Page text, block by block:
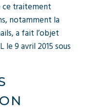
ce traitement
notamment la
a fait l’objet
le 9 avril 2015 sous